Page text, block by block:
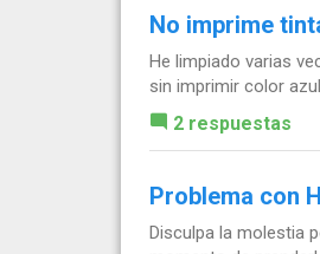
No imprime
He limpiado varias
sin imprimir color
2 respuestas
Problema con
Disculpa la molestia